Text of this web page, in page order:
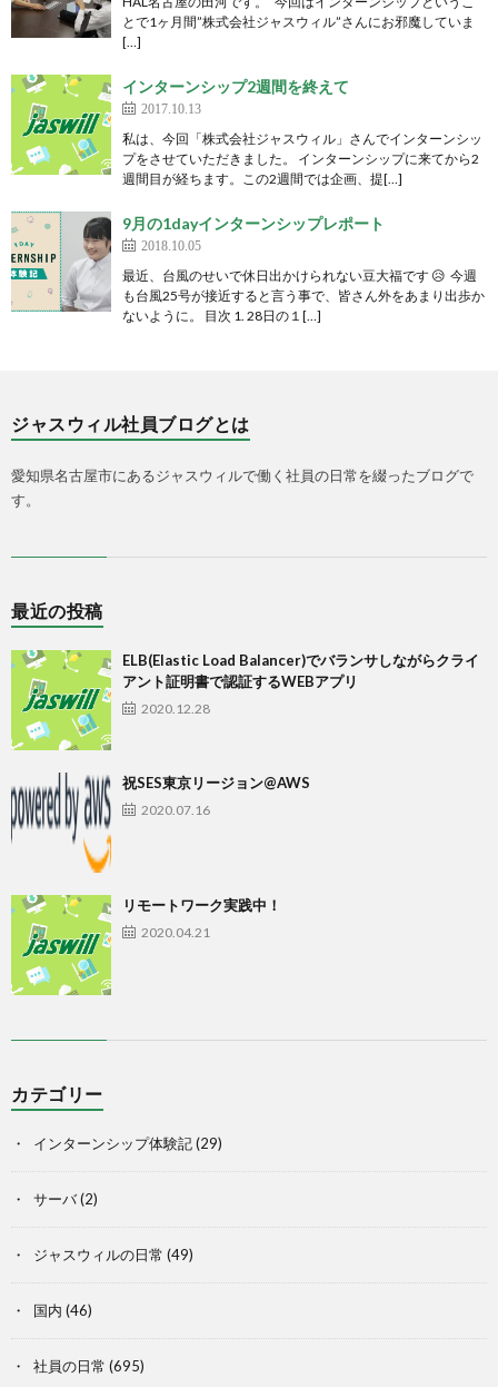
とで1ヶ月間”株式会社ジャスウィル”さんにお邪魔していま
[…]
インターンシップ2週間を終えて
2017.10.13
私は、今回「株式会社ジャスウィル」さんでインターンシッ
プをさせていただきました。 インターンシップに来てから2
週間目が経ちます。この2週間では企画、提[…]
9月の1dayインターンシップレポート
2018.10.05
最近、台風のせいで休日出かけられない豆大福です 😥 今週
も台風25号が接近すると言う事で、皆さん外をあまり出歩か
ないように。 目次 1. 28日の１[…]
ジャスウィル社員ブログとは
愛知県名古屋市にあるジャスウィルで働く社員の日常を綴ったブログで
す。
最近の投稿
ELB(Elastic Load Balancer)でバランサしながらクライ
アント証明書で認証するWEBアプリ
2020.12.28
祝SES東京リージョン@AWS
2020.07.16
リモートワーク実践中！
2020.04.21
カテゴリー
インターンシップ体験記(29)
サーバ(2)
ジャスウィルの日常 (49)
国内 (46)
社員の日常 (695)